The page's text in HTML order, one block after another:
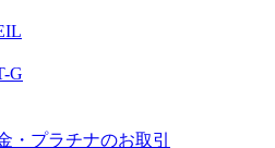
G
・プラチナのお取引